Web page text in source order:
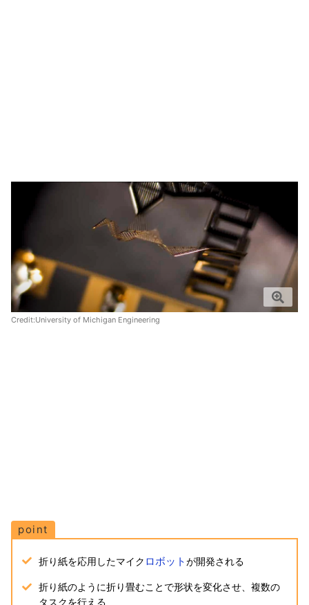
Credit:University of Michigan Engineering
point
折り紙を応用したマイク ロボットが開発される
折り紙のように折り畳むことで形状を変化させ、複数の
タスクを行える